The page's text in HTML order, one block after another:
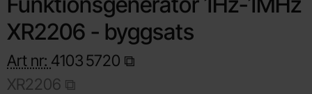
XR2206 - byggsats
Art nr: 41035720
XR2206